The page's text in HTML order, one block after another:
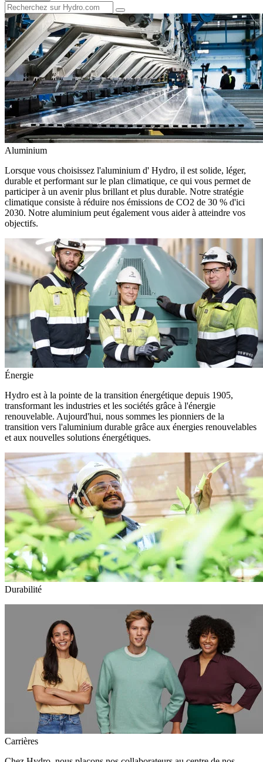
Aluminium
Lorsque vous choisissez l'aluminium d' Hydro, il est solide, léger,
durable et performant sur le plan climatique, ce qui vous permet de
participer à un avenir plus brillant et plus durable. Notre stratégie
climatique consiste à réduire nos émissions de CO2 de 30 % d'ici
2030. Notre aluminium peut également vous aider à atteindre vos
objectifs.
Énergie
Hydro est à la pointe de la transition énergétique depuis 1905,
transformant les industries et les sociétés grâce à l'énergie
renouvelable. Aujourd'hui, nous sommes les pionniers de la
transition vers l'aluminium durable grâce aux énergies renouvelables
et aux nouvelles solutions énergétiques.
Durabilité
Carrières